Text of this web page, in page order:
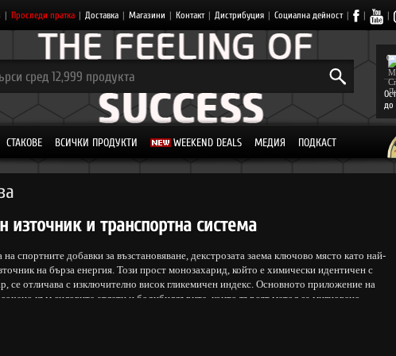
| Проследи пратка | Доставка | Магазини | Контакт | Дистрибуция | Социална дейност | | |
0
до
СТАКОВЕ ВСИЧКИ ПРОДУКТИ WEEKEND DEALS МЕДИЯ ПОДКАСТ
източник и транспортна система
на спортните добавки за възстановяване, декстрозата заема ключово място като най-
на бърза енергия. Този прост монозахарид, който е химически идентичен с
се отличава с изключително висок гликемичен индекс. Основното приложение на
към силовите атлети и бодибилдърите, които търсят метод за мигновено
изчерпаните енергийни запаси и оптимизиране на мускулния растеж чрез манипулиране